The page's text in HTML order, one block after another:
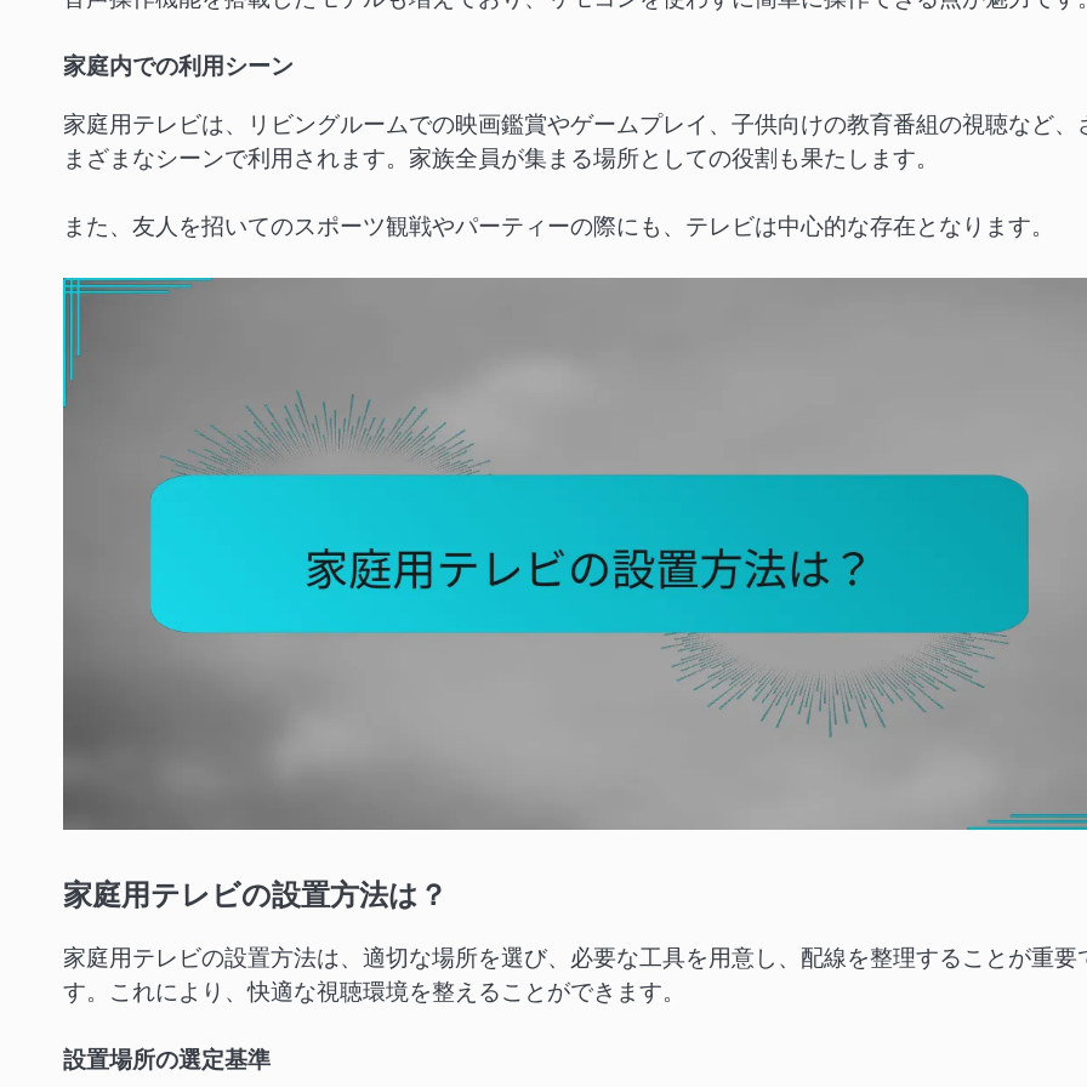
家庭内での利用シーン
家庭用テレビは、リビングルームでの映画鑑賞やゲームプレイ、子供向けの教育番組の視聴など、
まざまなシーンで利用されます。家族全員が集まる場所としての役割も果たします。
また、友人を招いてのスポーツ観戦やパーティーの際にも、テレビは中心的な存在となります。
家庭用テレビの設置方法は？
家庭用テレビの設置方法は、適切な場所を選び、必要な工具を用意し、配線を整理することが重要
す。これにより、快適な視聴環境を整えることができます。
設置場所の選定基準